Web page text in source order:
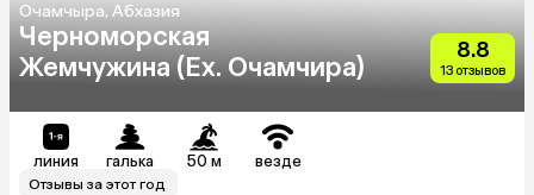
Очамчыра, Абхазия
Черноморская
Жемчужина (Ex. Очамчира)
8.8
13 отзывов
линия галька 50 м везде
Отзывы за этот год